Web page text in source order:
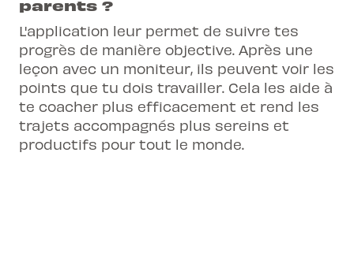
parents ?
L'application leur permet de suivre tes
progrès de manière objective. Après une
leçon avec un moniteur, ils peuvent voir les
points que tu dois travailler. Cela les aide à
te coacher plus efficacement et rend les
trajets accompagnés plus sereins et
productifs pour tout le monde.